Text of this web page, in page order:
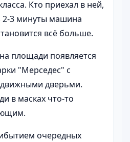
Кто приехал в ней,
2-3 минуты машина
всё больше.
площади появляется
"Мерседес" с
дверьми.
в масках что-то
очередных